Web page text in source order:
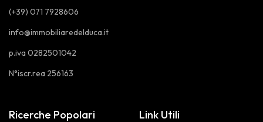
(+39) 071 7928606
info@immobiliaredelduca.it
p.iva 0282501042
N°iscr.rea 256163
Ricerche Popolari Link Utili